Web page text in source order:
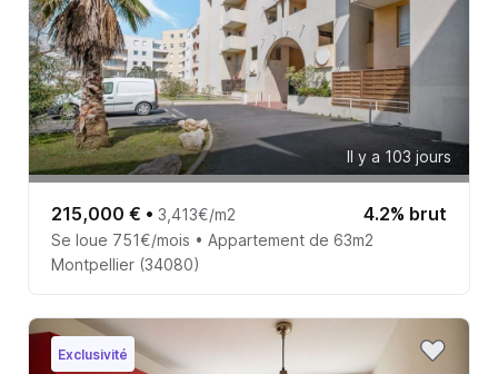
Il y a 103 jours
215,000 € • 3,413€/m2 4.2% brut
Se loue 751€/mois • Appartement de 63m2
Montpellier (34080)
Exclusivité